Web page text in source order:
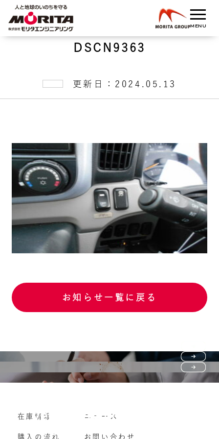
DSCN9363
更新日：2024.05.13
お知らせ一覧に戻る
購入の流れ
よくいただくご質問
Vehicle purchase
車両買い取り
在庫情報
購入の流れ
ニュース
お問い合わせ